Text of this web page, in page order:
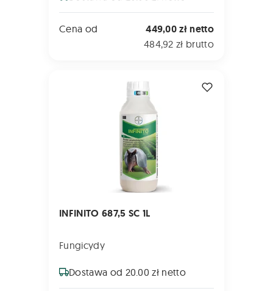
Cena od 449,00 zł netto
484,92 zł brutto
INFINITO 687,5 SC 1L
Fungicydy
Dostawa od 20.00 zł netto